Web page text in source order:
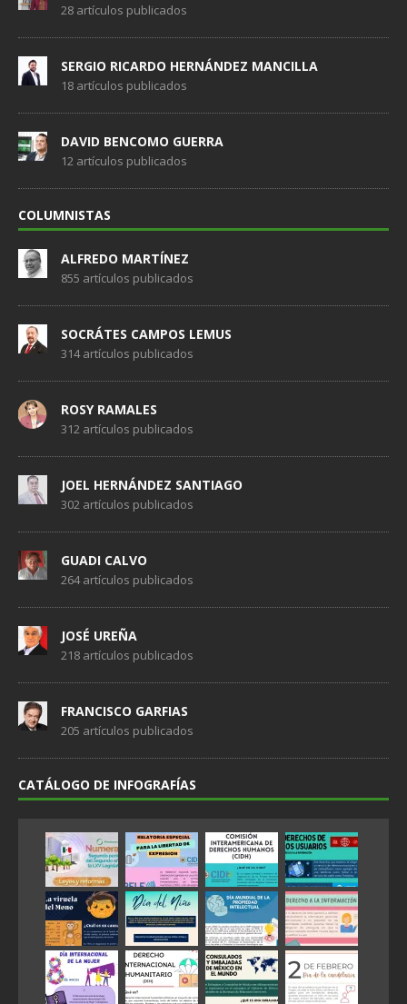
28 artículos publicados
SERGIO RICARDO HERNÁNDEZ MANCILLA
18 artículos publicados
DAVID BENCOMO GUERRA
12 artículos publicados
COLUMNISTAS
ALFREDO MARTÍNEZ
855 artículos publicados
SOCRÁTES CAMPOS LEMUS
314 artículos publicados
ROSY RAMALES
312 artículos publicados
JOEL HERNÁNDEZ SANTIAGO
302 artículos publicados
GUADI CALVO
264 artículos publicados
JOSÉ UREÑA
218 artículos publicados
FRANCISCO GARFIAS
205 artículos publicados
CATÁLOGO DE INFOGRAFÍAS